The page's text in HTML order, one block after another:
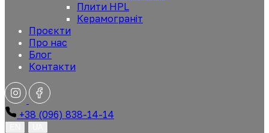
Плити HPL
Керамограніт
Проєкти
Про нас
Блог
Контакти
+38 (096) 838-14-14